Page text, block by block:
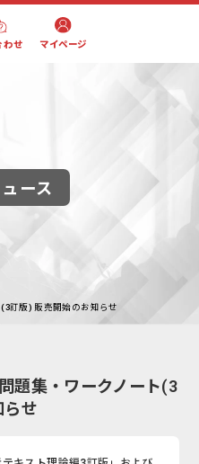
わせ マイページ
ース
訂版) 販売開始のお知らせ
題集・ワークノート(3
らせ